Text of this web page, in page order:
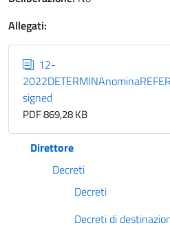
Allegati:
12-
signed
PDF 869,28 KB
Direttore
Decreti
Decreti
Decreti di